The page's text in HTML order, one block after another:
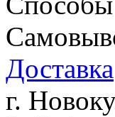
Доставка
г.